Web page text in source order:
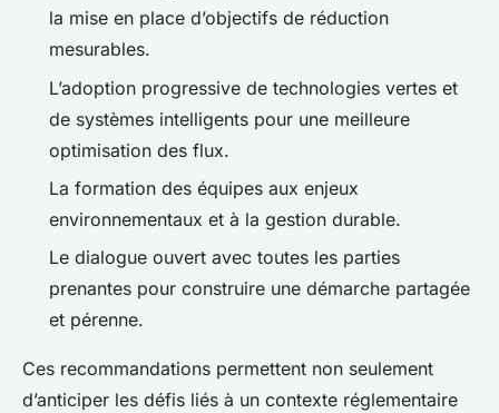
la mise en place d’objectifs de réduction
mesurables.
L’adoption progressive de technologies vertes et
de systèmes intelligents pour une meilleure
optimisation des flux.
La formation des équipes aux enjeux
environnementaux et à la gestion durable.
Le dialogue ouvert avec toutes les parties
prenantes pour construire une démarche partagée
et pérenne.
Ces recommandations permettent non seulement
d’anticiper les défis liés à un contexte réglementaire